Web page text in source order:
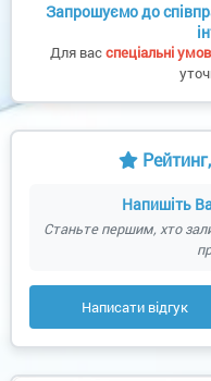
Запрошуємо до
Для васспеціальні
Напишіть
Станьте першим, хто
Написати відгук